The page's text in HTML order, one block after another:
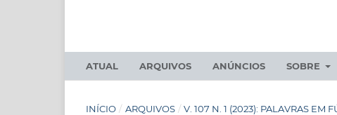
ATUAL ARQUIVOS ANÚNCIOS SOBRE
INÍCIO / ARQUIVOS / V. 107 N. 1 (2023): PALAVRAS EM